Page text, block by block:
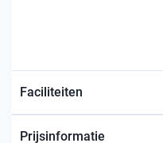
Faciliteiten
Prijsinformatie